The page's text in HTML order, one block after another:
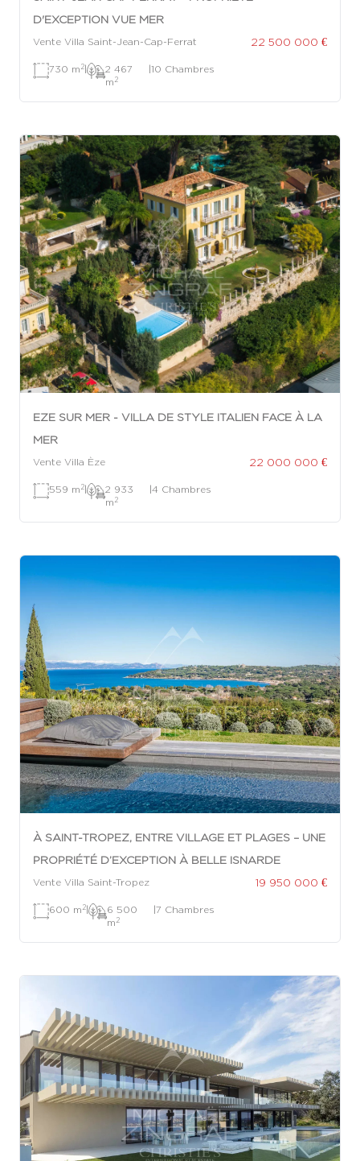
D'EXCEPTION VUE MER
Vente Villa Saint-Jean-Cap-Ferrat 22 500 000 €
730 m 2|
2 467
m 2
|10 Chambres
EZE SUR MER - VILLA DE STYLE ITALIEN FACE À LA
MER
Vente Villa Èze 22 000 000 €
559 m 2|
2 933
m 2
|4 Chambres
À SAINT-TROPEZ, ENTRE VILLAGE ET PLAGES – UNE
PROPRIÉTÉ D’EXCEPTION À BELLE ISNARDE
Vente Villa Saint-Tropez 19 950 000 €
600 m 2|
6 500
m 2
|7 Chambres